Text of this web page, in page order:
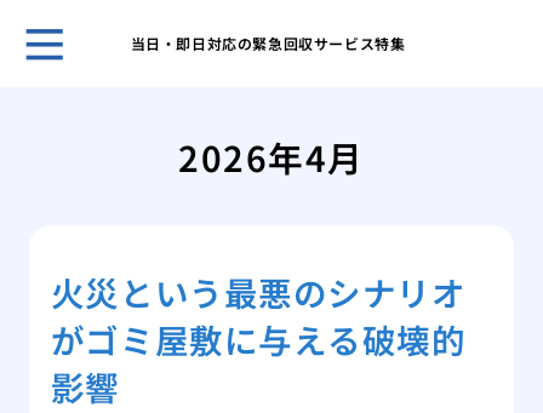
当日・即日対応の緊急回収サービス特集
2026年4月
火災という最悪のシナリオ
がゴミ屋敷に与える破壊的
影響